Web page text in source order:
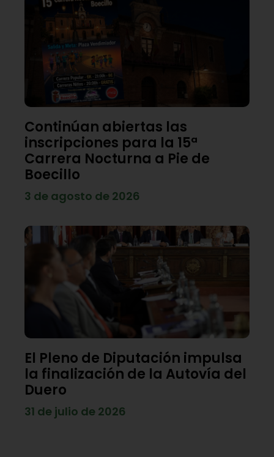
Continúan abiertas las
inscripciones para la 15ª
Carrera Nocturna a Pie de
Boecillo
3 de agosto de 2026
El Pleno de Diputación impulsa
la finalización de la Autovía del
Duero
31 de julio de 2026